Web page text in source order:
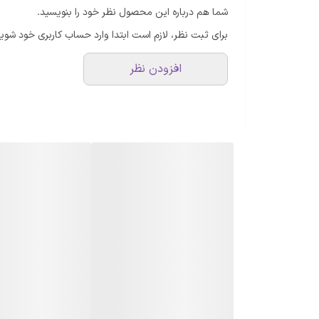
شما هم درباره این محصول نظر خود را بنویسید.
برای ثبت نظر، لازم است ابتدا وارد حساب کاربری خود
افزودن نظر